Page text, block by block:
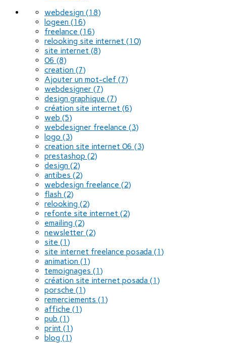
webdesign (18)
logeen (16)
freelance (16)
relooking site internet (10)
site internet (8)
06 (8)
creation (7)
Ajouter un mot-clef (7)
webdesigner (7)
design graphique (7)
création site internet (6)
web (5)
webdesigner freelance (3)
logo (3)
creation site internet 06 (3)
prestashop (2)
design (2)
antibes (2)
webdesign freelance (2)
flash (2)
relooking (2)
refonte site internet (2)
emailing (2)
newsletter (2)
site (1)
site internet freelance posada (1)
animation (1)
temoignages (1)
création site internet posada (1)
porsche (1)
remerciements (1)
affiche (1)
pub (1)
print (1)
blog (1)